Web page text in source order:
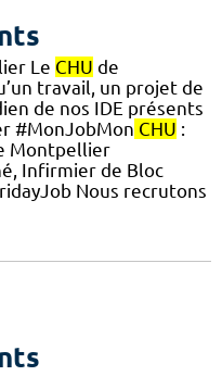
Le CHU de
travail, un projet de
de nos IDE présents
#MonJobMon CHU :
Montpellier
Infirmier de Bloc
Nous recrutons